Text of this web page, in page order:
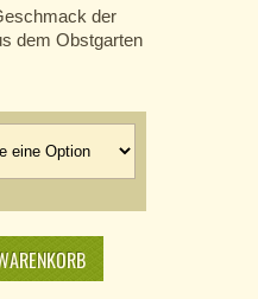
der
dem Obstgarten